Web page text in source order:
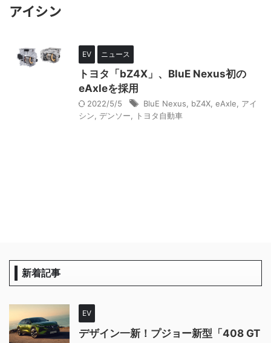
アイシン
EV ニュース
トヨタ「bZ4X」、BluE Nexus初の
eAxleを採用
2022/5/5 BluE Nexus bZ4X eAxle
アイ
シン
デンソー トヨタ自動車
新着記事
EV
デザイン一新！プジョー新型「408 GT